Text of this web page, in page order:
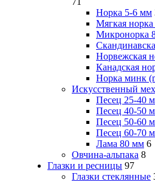
Норка 5-6 мм
Мягкая
Микронорка
Норвежская
Канадская
Норка минк
Искусственный
Песец 25-40
Песец 40-50
Песец 50-60
Песец 60-70
Лама 80 мм 6
Овчина-альпака 8
Глазки и ресницы 97
Глазки стеклянные